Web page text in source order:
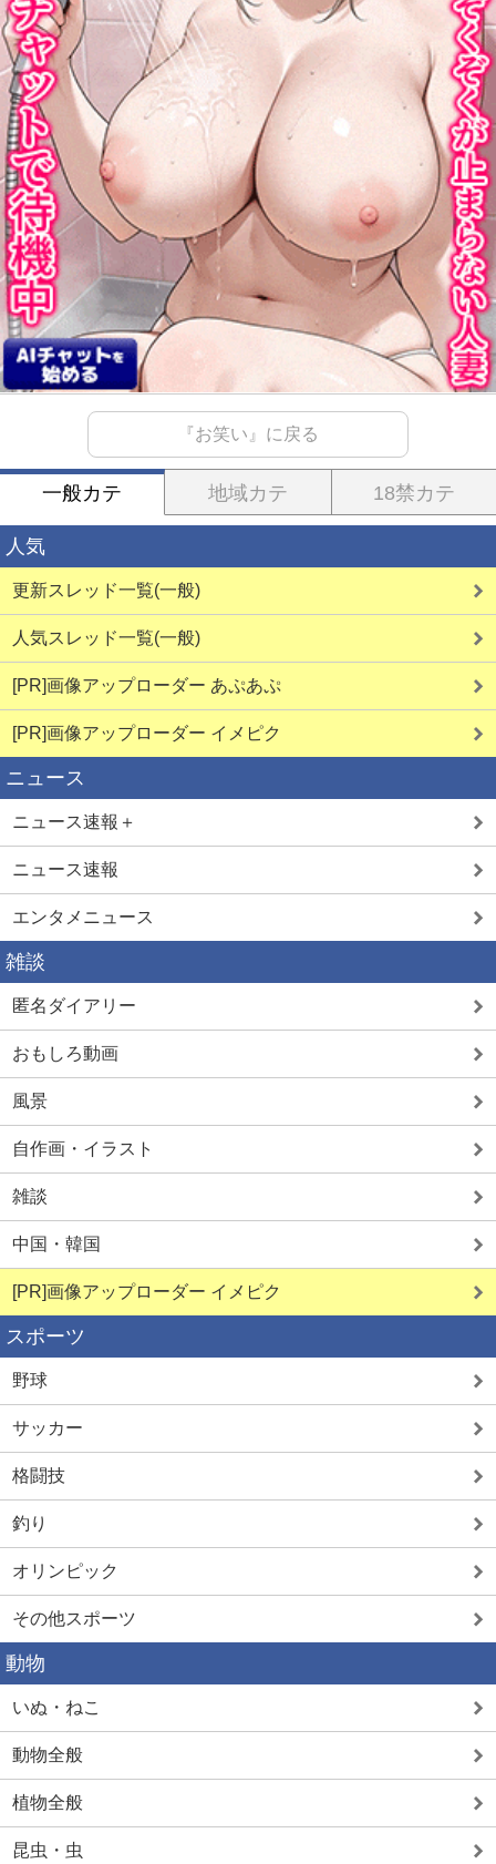
『お笑い』に戻る
一般カテ 地域カテ 18禁カテ
人気
更新スレッド一覧(一般)
人気スレッド一覧(一般)
[PR]画像アップローダー あぷあぷ
[PR]画像アップローダー イメピク
ニュース
ニュース速報＋
ニュース速報
エンタメニュース
雑談
匿名ダイアリー
おもしろ動画
風景
自作画・イラスト
雑談
中国・韓国
[PR]画像アップローダー イメピク
スポーツ
野球
サッカー
格闘技
釣り
オリンピック
その他スポーツ
動物
いぬ・ねこ
動物全般
植物全般
昆虫・虫